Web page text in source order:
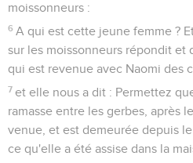
moissonneurs :
6 A qui est cette jeune femme ?
sur les moissonneurs répondit et
qui est revenue avec Naomi des
7 et elle nous a dit : Permettez
ramasse entre les gerbes, après
venue, et est demeurée depuis
ce qu'elle a été assise dans la